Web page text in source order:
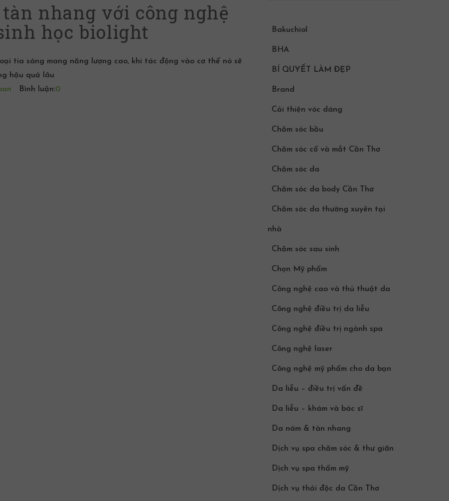
nhang với công nghệ
học biolight
tia sáng mang năng lượng cao, khi tác động vào cơ thể nó sẽ
hậu quả lâu
Bình luận:0
Bakuchiol
BHA
BÍ QUYẾT LÀM ĐẸP
Brand
Cải thiện vóc dáng
Chăm sóc bầu
Chăm sóc cổ và mắt Cần Thơ
Chăm sóc da
Chăm sóc da body Cần Thơ
Chăm sóc da thường xuyên tại
nhà
Chăm sóc sau sinh
Chọn Mỹ phẩm
Công nghệ cao và thủ thuật da
Công nghệ điều trị da liễu
Công nghệ điều trị ngành spa
Công nghệ laser
Công nghệ mỹ phẩm cho da bạn
Da liễu – điều trị vấn đề
Da liễu – khám và bác sĩ
Da nám & tàn nhang
Dịch vụ spa chăm sóc & thư giãn
Dịch vụ spa thẩm mỹ
Dịch vụ thải độc da Cần Thơ